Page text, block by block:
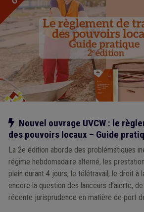
Notre action
Nouvel ouvrage UVCW : le
des pouvoirs locaux – Guide
La 2e édition aborde des problématiques
régime hebdomadaire alterné, les
plein durant 4 jours, le télétravail, le droit à
encore la question des lanceurs d’alerte,
récente jurisprudence en matière de port